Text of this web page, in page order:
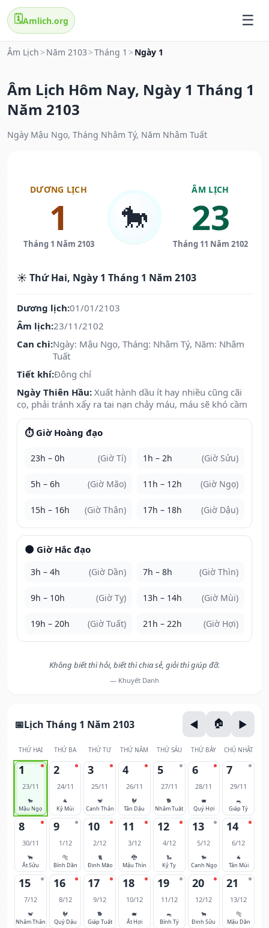
🗓️Amlich.org
Âm Lịch > Năm 2103 >Tháng 1 > Ngày 1
Âm Lịch Hôm Nay, Ngày 1 Tháng 1
Năm 2103
Ngày Mậu Ngọ, Tháng Nhâm Tý, Năm Nhâm Tuất
DƯƠNG LỊCH
1
Tháng 1 Năm 2103
🐎
ÂM LỊCH
23
Tháng 11 Năm 2102
☀️ Thứ Hai, Ngày 1 Tháng 1 Năm 2103
Dương lịch:01/01/2103
Âm lịch:23/11/2102
Can chi:Ngày: Mậu Ngọ, Tháng: Nhâm Tý, Năm: Nhâm
Tuất
Tiết khí:Đông chí
Ngày Thiên Hầu: Xuất hành dầu ít hay nhiều cũng cãi
cọ, phải tránh xẩy ra tai nạn chảy máu, máu sẽ khó cầm
⏱️ Giờ Hoàng đạo
23h – 0h (Giờ Tí) 1h – 2h (Giờ Sửu)
5h – 6h (Giờ Mão) 11h – 12h (Giờ Ngọ)
15h – 16h (Giờ Thân) 17h – 18h (Giờ Dậu)
🌑 Giờ Hắc đạo
3h – 4h (Giờ Dần) 7h – 8h (Giờ Thìn)
9h – 10h (Giờ Tỵ) 13h – 14h (Giờ Mùi)
19h – 20h (Giờ Tuất) 21h – 22h (Giờ Hợi)
Không biết thì hỏi, biết thì chia sẻ, giỏi thì giúp đỡ.
— Khuyết Danh
Lịch Tháng 1 Năm 2103
THỨ HAI THỨ BA THỨ TƯ THỨ NĂM THỨ SÁU THỨ BẢY CHỦ NHẬT
1
23/11
🐎
Mậu Ngọ
2
24/11
🐐
Kỷ Mùi
3
25/11
🐒
Canh Thân
4
26/11
🐓
Tân Dậu
5
27/11
🐕
Nhâm Tuất
6
28/11
🐖
Quý Hợi
7
29/11
🐀
Giáp Tý
8
30/11
🐂
Ất Sửu
9
1/12
🐅
Bính Dần
10
2/12
🐈
Đinh Mão
11
3/12
🐉
Mậu Thìn
12
4/12
🐍
Kỷ Tỵ
13
5/12
🐎
Canh Ngọ
14
6/12
🐐
Tân Mùi
15
7/12
🐒
Nhâm Thân
16
8/12
🐓
Quý Dậu
17
9/12
🐕
Giáp Tuất
18
10/12
🐖
Ất Hợi
19
11/12
🐀
Bính Tý
20
12/12
🐂
Đinh Sửu
21
13/12
🐅
Mậu Dần